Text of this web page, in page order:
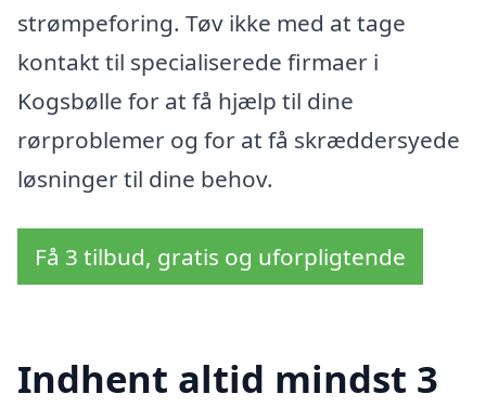
strømpeforing. Tøv ikke med at tage
kontakt til specialiserede firmaer i
Kogsbølle for at få hjælp til dine
rørproblemer og for at få skræddersyede
løsninger til dine behov.
Få 3 tilbud, gratis og uforpligtende
Indhent altid mindst 3